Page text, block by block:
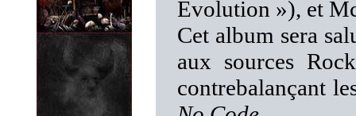
Evolution »), et
Cet album sera
aux sources
contrebalançant